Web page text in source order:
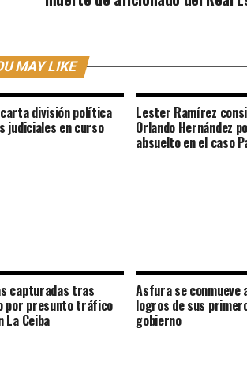
MAY LIKE
división política
judiciales en curso
Lester Ramírez
Orlando Hernández
absuelto en el caso
capturadas tras
por presunto tráfico
La Ceiba
Asfura se conmueve
logros de sus
gobierno